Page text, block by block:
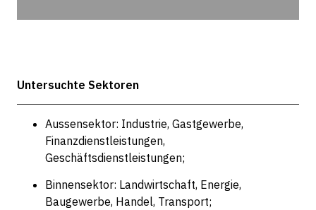
Untersuchte Sektoren
Aussensektor: Industrie, Gastgewerbe,
Finanzdienstleistungen,
Geschäftsdienstleistungen;
Binnensektor: Landwirtschaft, Energie,
Baugewerbe, Handel, Transport;